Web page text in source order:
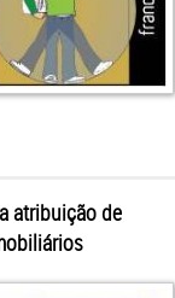
atribuição de